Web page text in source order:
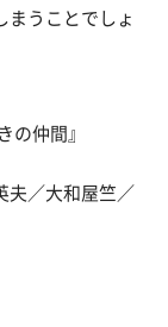
まうことでしょ
の仲間』
夫／大和屋竺／